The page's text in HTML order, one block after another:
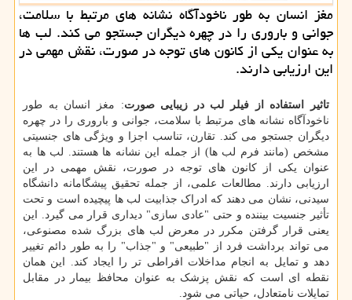
مغز انسان به طور ناخودآگاه نشانه های مرتبط با سلامت،
جوانی و باروری را در چهره دیگران جستجو می کند. لب ها
به عنوان یکی از کانون های توجه در صورت، نقش مهمی در
این ارزیابی دارند.
تاثیر استفاده از فیلر لب در زیبایی صورت: مغز انسان به طور
ناخودآگاه نشانه های مرتبط با سلامت، جوانی و باروری را در چهره
دیگران جستجو می کند. تقارن، تناسب اجزا و ویژگی های جنسیتی
مشخص (مانند فرم لب ها) از جمله این نشانه ها هستند. لب ها به
عنوان یکی از کانون های توجه در صورت، نقش مهمی در این
ارزیابی دارند. مطالعات علمی، از جمله تحقیق پیشگامانه دانشگاه
سیدنی، نشان می دهند که ادراک جذابیت لب ها پیچیده است و تحت
تأثیر جنسیت بیننده و حتی "عادی سازی" دیداری قرار می گیرد. این
یعنی قرار گرفتن مکرر در معرض لب های بزرگ شده مصنوعی،
می تواند برداشت فرد از "طبیعی" و "جذاب" را به طور دائم تغییر
دهد و تمایل به انجام مداخلات افراطی تر را ایجاد کند. این همان
نقطه ای است که نقش پزشک به عنوان محافظ بیمار در مقابل
تمایلات نامتعادل، حیاتی می شود.